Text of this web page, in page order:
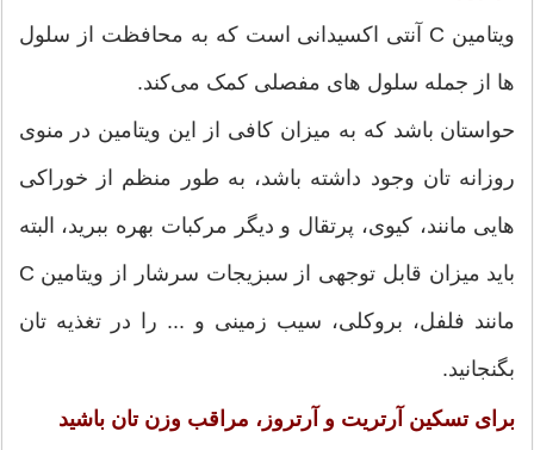
ویتامین C آنتی اکسیدانی است که به محافظت از سلول
ها از جمله سلول های مفصلی کمک می‌کند.
حواستان باشد که به میزان کافی از این ویتامین در منوی
روزانه تان وجود داشته باشد، به طور منظم از خوراکی
هایی مانند، کیوی، پرتقال و دیگر مرکبات بهره ببرید، البته
باید میزان قابل توجهی از سبزیجات سرشار از ویتامین C
مانند فلفل، بروکلی، سیب زمینی و ... را در تغذیه تان
بگنجانید.
برای تسکین آرتریت و آرتروز، مراقب وزن تان باشید